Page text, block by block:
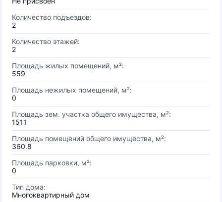
Количество подъездов:
2
Количество этажей:
2
Площадь жилых помещений, м²:
559
Площадь нежилых помещений, м²:
0
Площадь зем. участка общего имущества, м²:
1511
Площадь помещений общего имущества, м²:
360.8
Площадь парковки, м²:
0
Тип дома:
Многоквартирный дом